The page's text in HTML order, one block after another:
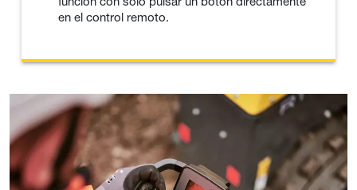
en el control remoto.